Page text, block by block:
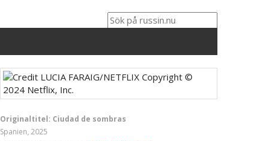
Originaltitel: Ciudad de sombras
Spanien, 2025